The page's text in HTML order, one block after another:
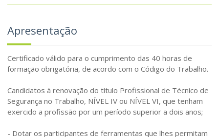
Apresentação
Certificado válido para o cumprimento das 40 horas de
formação obrigatória, de acordo com o Código do Trabalho.
Candidatos à renovação do título Profissional de Técnico de
Segurança no Trabalho, NÍVEL IV ou NÍVEL VI, que tenham
exercido a profissão por um período superior a dois anos;
- Dotar os participantes de ferramentas que lhes permitam